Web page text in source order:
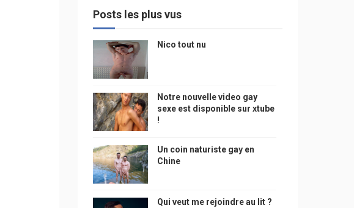
Posts les plus vus
Nico tout nu
Notre nouvelle video gay
sexe est disponible sur xtube
!
Un coin naturiste gay en
Chine
Qui veut me rejoindre au lit ?